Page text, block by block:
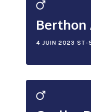
Berthon
4 JUIN 2023 ST-